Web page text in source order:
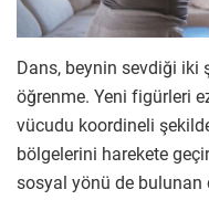
Dans, beynin sevdiği iki
öğrenme. Yeni figürleri
vücudu koordineli
bölgelerini harekete
sosyal yönü de bulunan